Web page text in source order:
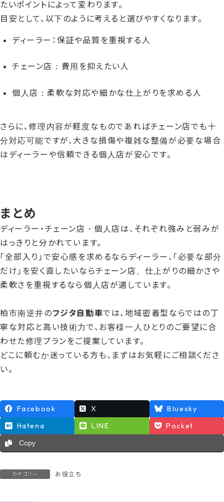
たいポイントによって変わります。
目安として、以下のように考えると選びやすくなります。
ディーラー：保証や品質を重視する人
チェーン店：費用を抑えたい人
個人店：柔軟な対応や細かな仕上がりを求める人
さらに、修理内容が軽度なものであればチェーン店でも十
分対応可能ですが、大きな損傷や複雑な整備が必要な場合
はディーラーや信頼できる個人店が安心です。
まとめ
ディーラー・チェーン店・個人店は、それぞれ強みと弱みが
はっきりと分かれています。
「全部入り」で安心感を求めるならディーラー、「必要な部分
だけ」を安く直したいならチェーン店、仕上がりの細かさや
柔軟さを重視するなら個人店が適しています。
柏市南逆井のフジタ自動車では、地域密着型ならではの丁
寧な対応と高い技術力で、お客様一人ひとりのご要望に合
わせた修理プランをご提案しています。
どこに頼むか迷っている方も、まずはお気軽にご相談くださ
い。
Facebook X
Bluesky
Hatena
LINE Pocket
Copy
カテゴリー お役立ち